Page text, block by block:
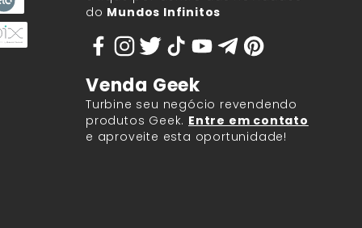
do Mundos Infinitos
Venda Geek
Turbine seu negócio revendendo
produtos Geek. Entre em contato
e aproveite esta oportunidade!